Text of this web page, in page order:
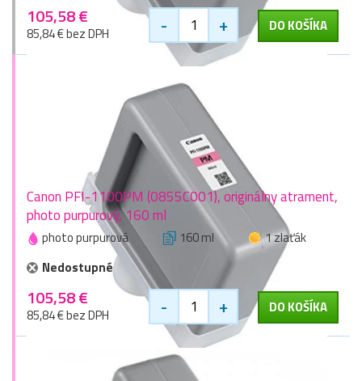
105,58 €
85,84 € bez DPH - + DO KOŠÍKA
Canon PFI-1100PM (0855C001), originálny atrament,
photo purpurový, 160 ml
photo purpurová 160 ml
1 zlaťák
Nedostupné
105,58 €
85,84 € bez DPH - + DO KOŠÍKA